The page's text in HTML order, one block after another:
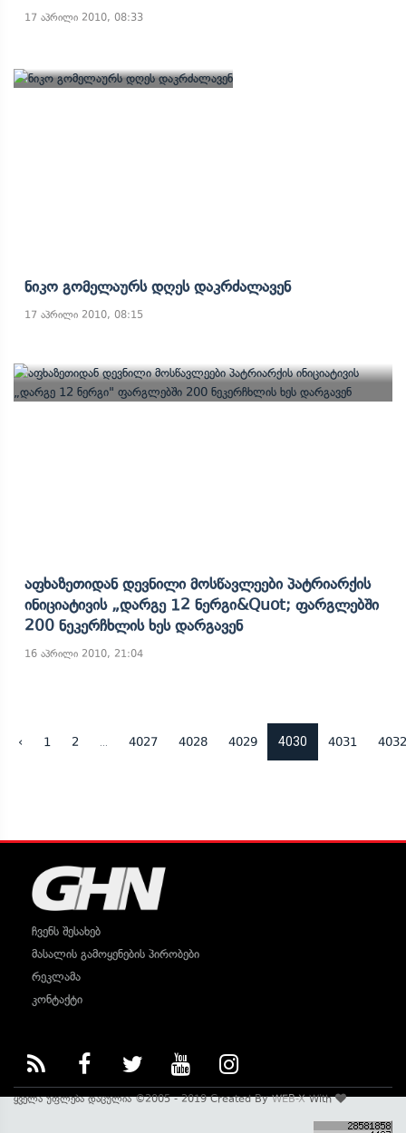
17 აპრილი 2010, 08:33
Ნიკო Გომელაურს Დღეს Დაკრძალავენ
17 აპრილი 2010, 08:15
Აფხაზეთიდან Დევნილი Მოსწავლეები Პატრიარქის
Ინიციატივის „დარგე 12 Ნერგი&quot; Ფარგლებში
200 Ნეკერჩხლის Ხეს Დარგავენ
16 აპრილი 2010, 21:04
‹ 1 2 4027 4028 4029 4030 4031 4032
ჩვენს შესახებ
მასალის გამოყენების პირობები
რეკლამა
კონტაქტი
ყველა უფლება დაცულია ©2005 - 2019 Created ByWEB-XWith